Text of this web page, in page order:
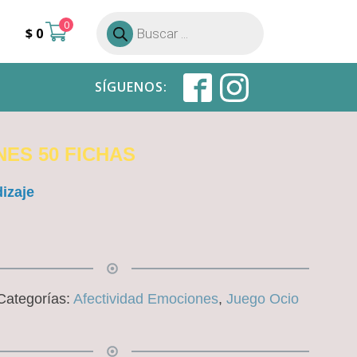
$ 0 0
Búsqueda
de
productos
SÍGUENOS:
50 FICHAS
Afectividad Emociones, Juego Ocio